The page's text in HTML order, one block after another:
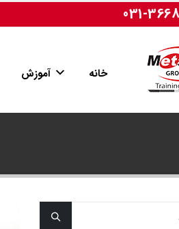
031-
خانه آموزش